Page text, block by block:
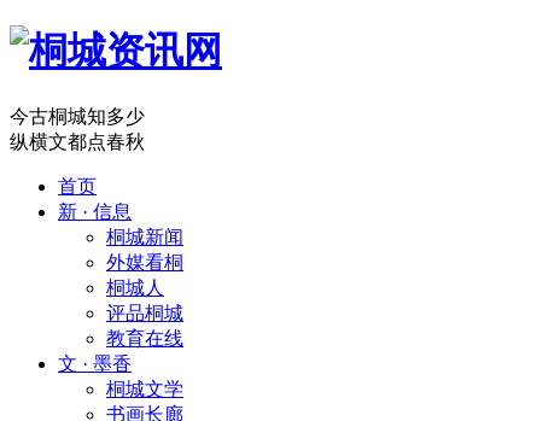
今古桐城知多少
纵横文都点春秋
首页
新 · 信息
桐城新闻
外媒看桐
桐城人
评品桐城
教育在线
文 · 墨香
桐城文学
书画长廊